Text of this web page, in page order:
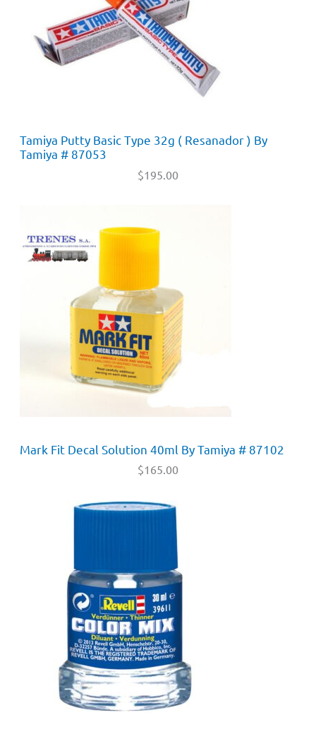
Tamiya Putty Basic Type 32g ( Resanador ) By
Tamiya # 87053
$195.00
Mark Fit Decal Solution 40ml By Tamiya # 87102
$165.00